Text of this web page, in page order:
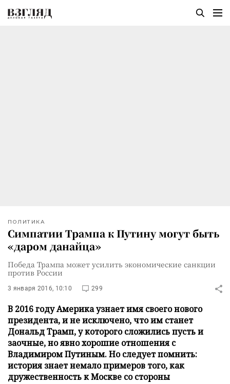
ПОЛИТИКА
Симпатии Трампа к Путину могут быть
«даром данайца»
Победа Трампа может усилить экономические санкции
против России
3 января 2016, 10:10 299
В 2016 году Америка узнает имя своего нового
президента, и не исключено, что им станет
Дональд Трамп, у которого сложились пусть и
заочные, но явно хорошие отношения с
Владимиром Путиным. Но следует помнить:
история знает немало примеров того, как
дружественность к Москве со стороны